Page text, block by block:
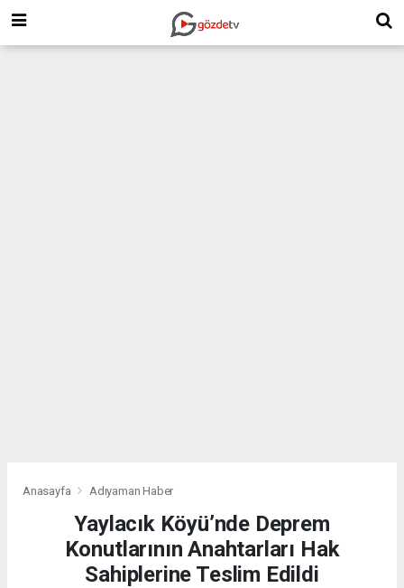
Anasayfa Adıyaman Haber
Yaylacık Köyü’nde Deprem
Konutlarının Anahtarları Hak
Sahiplerine Teslim Edildi